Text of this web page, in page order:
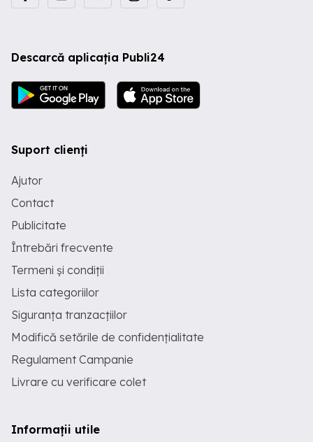
Descarcă aplicația Publi24
Suport clienți
Ajutor
Contact
Publicitate
Întrebări frecvente
Termeni și condiții
Lista categoriilor
Siguranța tranzacțiilor
Modifică setările de confidențialitate
Regulament Campanie
Livrare cu verificare colet
Informații utile